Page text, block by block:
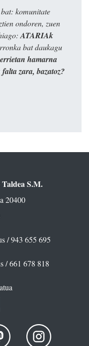
komunitate
ondoren, zuen
ATARIAk
bat daukagu
hamarna
zara, bazatoz?
S.M.
20400
/ 943 655 695
/ 661 678 818